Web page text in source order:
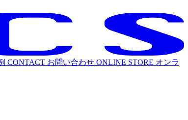
CONTACT お問い合わせ ONLINE STORE オンラ